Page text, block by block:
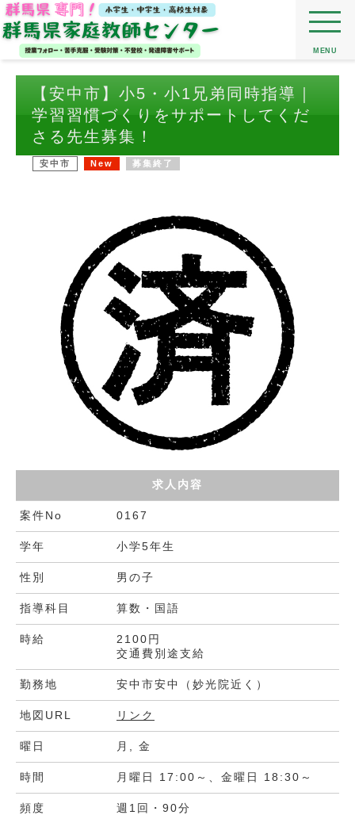
MENU
【安中市】小5・小1兄弟同時指導｜
学習習慣づくりをサポートしてくだ
さる先生募集！
安中市 New 募集終了
求人内容
案件No 0167
学年 小学5年生
性別 男の子
指導科目 算数・国語
時給
2100円
交通費別途支給
勤務地 安中市安中（妙光院近く）
地図URL リンク
曜日 月, 金
時間 月曜日 17:00～、金曜日 18:30～
頻度 週1回・90分